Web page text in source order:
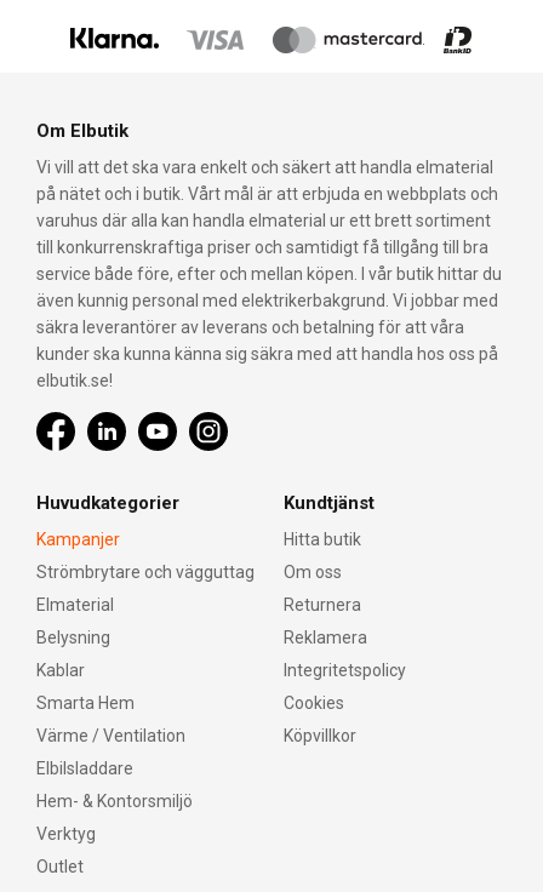
Om Elbutik
Vi vill att det ska vara enkelt och säkert att handla elmaterial
på nätet och i butik. Vårt mål är att erbjuda en webbplats och
varuhus där alla kan handla elmaterial ur ett brett sortiment
till konkurrenskraftiga priser och samtidigt få tillgång till bra
service både före, efter och mellan köpen. I vår butik hittar du
även kunnig personal med elektrikerbakgrund. Vi jobbar med
säkra leverantörer av leverans och betalning för att våra
kunder ska kunna känna sig säkra med att handla hos oss på
elbutik.se!
Huvudkategorier
Kampanjer
Strömbrytare och vägguttag
Elmaterial
Belysning
Kablar
Smarta Hem
Värme / Ventilation
Elbilsladdare
Hem- & Kontorsmiljö
Verktyg
Outlet
Kundtjänst
Hitta butik
Om oss
Returnera
Reklamera
Integritetspolicy
Cookies
Köpvillkor